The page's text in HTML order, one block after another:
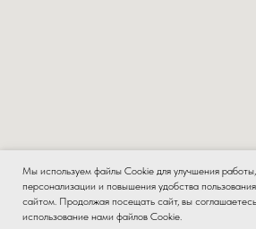
Мы используем файлы Cookie для улучшения работы,
персонализации и повышения удобства
сайтом. Продолжая посещать сайт, вы
использование нами файлов Cookie.